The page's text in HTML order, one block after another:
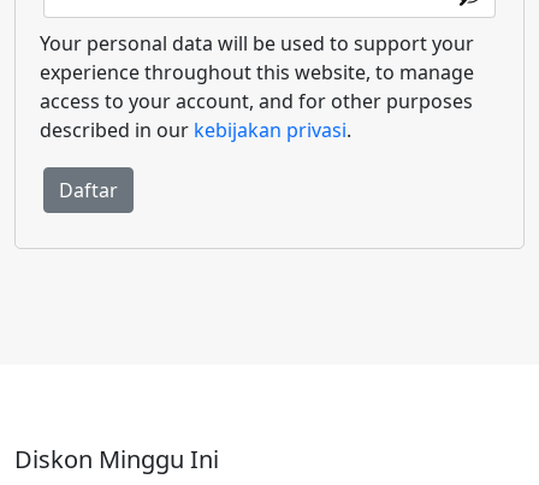
Your personal data will be used to support your
experience throughout this website, to manage
access to your account, and for other purposes
described in our kebijakan privasi.
Daftar
Diskon Minggu Ini